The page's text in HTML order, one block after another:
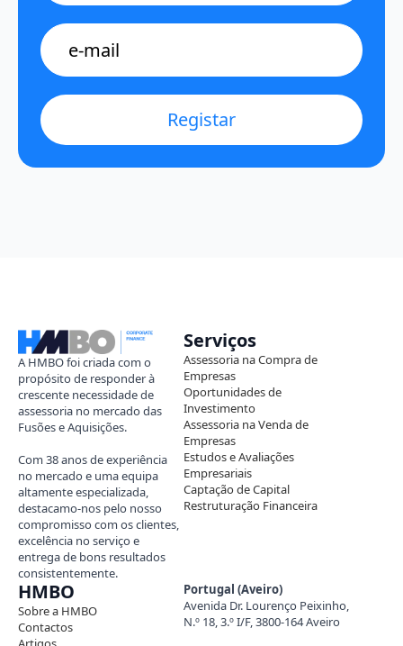
E-
mail
*
Registar
A HMBO foi criada com o
propósito de responder à
crescente necessidade de
assessoria no mercado das
Fusões e Aquisições.
Com 38 anos de experiência
no mercado e uma equipa
altamente especializada,
destacamo-nos pelo nosso
compromisso com os clientes,
excelência no serviço e
entrega de bons resultados
consistentemente.
Serviços
Assessoria na Compra de
Empresas
Oportunidades de
Investimento
Assessoria na Venda de
Empresas
Estudos e Avaliações
Empresariais
Captação de Capital
Restruturação Financeira
HMBO
Sobre a HMBO
Contactos
Portugal (Aveiro)
Avenida Dr. Lourenço Peixinho,
N.º 18, 3.º I/F, 3800-164 Aveiro